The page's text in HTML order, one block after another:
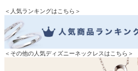
＜人気ランキングはこちら＞
＜その他の人気ディズニーネックレスはこちら＞